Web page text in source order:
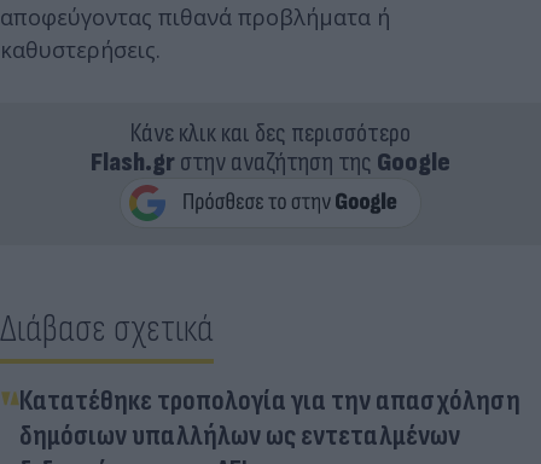
αποφεύγοντας πιθανά προβλήματα ή
καθυστερήσεις.
Κάνε κλικ και δες περισσότερο
Flash.grστην αναζήτηση της Google
Διάβασε σχετικά
Κατατέθηκε τροπολογία για την απασχόληση
δημόσιων υπαλλήλων ως εντεταλμένων